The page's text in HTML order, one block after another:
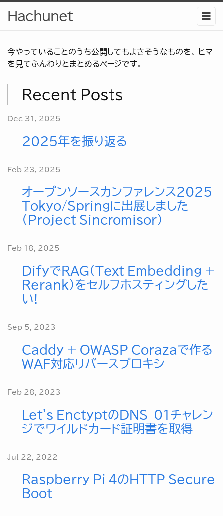
Hachunet
今やっていることのうち公開してもよさそうなものを、 ヒマ
を見てふんわりとまとめるページです。
Recent Posts
Dec 31, 2025
2025年を振り返る
Feb 23, 2025
オープンソースカンファレンス2025
Tokyo/Springに出展しました
(Project Sincromisor)
Feb 18, 2025
DifyでRAG(Text Embedding +
Rerank)をセルフホスティングした
い!
Sep 5, 2023
Caddy + OWASP Corazaで作る
WAF対応リバースプロキシ
Feb 28, 2023
Let's EnctyptのDNS-01チャレン
ジでワイルドカード証明書を取得
Jul 22, 2022
Raspberry Pi 4のHTTP Secure
Boot